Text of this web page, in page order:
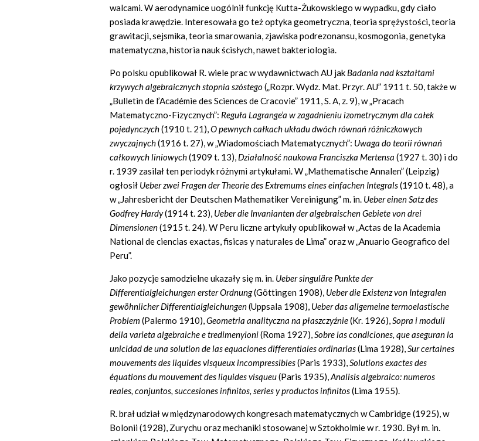
walcami. W aerodynamice uogólnił funkcję Kutta-Żukowskiego w wypadku, gdy ciało
posiada krawędzie. Interesowała go też optyka geometryczna, teoria sprężystości, teoria
grawitacji, sejsmika, teoria smarowania, zjawiska podrezonansu, kosmogonia, genetyka
matematyczna, historia nauk ścisłych, nawet bakteriologia.
Po polsku opublikował R. wiele prac w wydawnictwach AU jak Badania nad kształtami
krzywych algebraicznych stopnia szóstego(„Rozpr. Wydz. Mat. Przyr. AU” 1911 t. 50, także w
„Bulletinde l’Académiedes Sciences de Cracovie” 1911,S.A, z. 9), w „Pracach
Matematyczno-Fizycznych”: Reguła Lagrange’a w zagadnieniu izometrycznym dla całek
pojedynczych(1910 t. 21),Opewnych całkach układu dwóch równań różniczkowych
zwyczajnych(1916 t. 27), w „Wiadomościach Matematycznych”: Uwaga do teorii równań
całkowych liniowych(1909 t. 13), Działalność naukowa Franciszka Mertensa (1927 t. 30) i do
r. 1939 zasilał ten periodyk różnymi artykułami.W „Mathematische Annalen” (Leipzig)
ogłosił Ueber zwei Fragen der Theorie des Extremums eines einfachen Integrals(1910 t. 48), a
w „Jahresbericht der Deutschen Mathematiker Vereinigung” m. in. Ueber einen Satz des
Godfrey Hardy(1914t. 23), Ueber die Invanianten der algebraischen Gebiete von drei
Dimensionen(1915 t. 24). W Peru liczne artykuły opublikował w „Actas de la Academia
National de ciencias exactas,fisicas ynaturales de Lima” oraz w „Anuario Geografico del
Peru”.
Jako pozycje samodzielne ukazały się m. in. Ueber singuläre Punkte der
Differentialgleichungen erster Ordnung(Göttingen 1908), Ueber die Existenz von Integralen
gewöhnlicher Differentialgleichungen(Uppsala 1908), Ueber das allgemeine termoelastische
Problem (Palermo 1910),Geometria analityczna na płaszczyźnie(Kr. 1926),Sopra imoduli
della varieta algebraiche e tredimenyioni(Roma 1927),Sobre lascondiciones, queaseguran la
unicidad de una solution delasequaciones differentiales ordinarias(Lima 1928),Surcertaines
mouvements des liquides visqueux incompressibles(Paris 1933),Solutions exactes des
équations du mouvement des liquides visqueu(Paris 1935),Analisisalgebraico: numeros
reales, conjuntos, succesiones infinitos, series y productos infinitos(Lima 1955).
R.brał udział w międzynarodowych kongresach matematycznych w Cambridge (1925), w
Bolonii (1928), Zurychu oraz mechaniki stosowanej w Sztokholmie w r. 1930. Był m. in.